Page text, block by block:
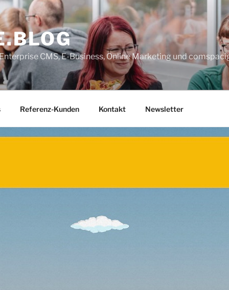
CMS, E-Business, Online Marketing und
Referenz-Kunden Kontakt Newsletter